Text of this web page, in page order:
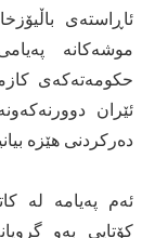
ئاڕاستەی
موشەکانە
حکومەتەکەی
ئێران
دەرکردنی هێزە
ئەم پەیامە لە
کۆتایی بەو